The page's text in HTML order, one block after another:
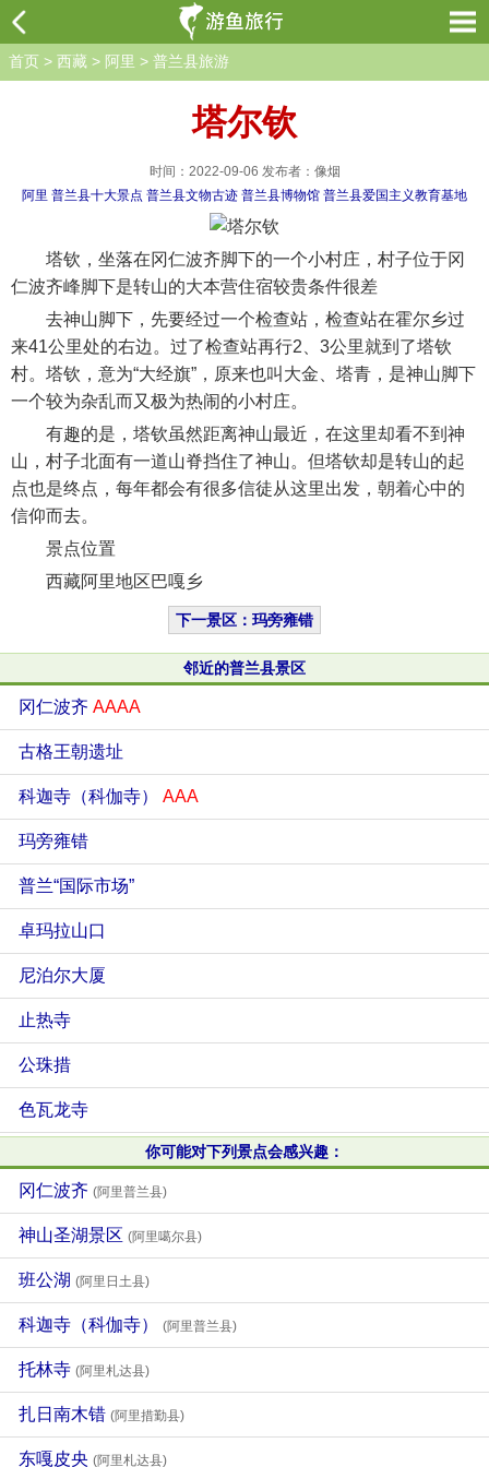
首页 > 西藏 > 阿里 > 普兰县旅游
塔尔钦
时间：2022-09-06 发布者：像烟
阿里 普兰县十大景点 普兰县文物古迹 普兰县博物馆 普兰县爱国主义教育基地
塔钦，坐落在冈仁波齐脚下的一个小村庄，村子位于冈
仁波齐峰脚下是转山的大本营住宿较贵条件很差
去神山脚下，先要经过一个检查站，检查站在霍尔乡过
来41公里处的右边。过了检查站再行2、3公里就到了塔钦
村。塔钦，意为“大经旗”，原来也叫大金、塔青，是神山脚下
一个较为杂乱而又极为热闹的小村庄。
有趣的是，塔钦虽然距离神山最近，在这里却看不到神
山，村子北面有一道山脊挡住了神山。但塔钦却是转山的起
点也是终点，每年都会有很多信徒从这里出发，朝着心中的
信仰而去。
景点位置
西藏阿里地区巴嘎乡
下一景区：玛旁雍错
邻近的普兰县景区
冈仁波齐 AAAA
古格王朝遗址
科迦寺（科伽寺） AAA
玛旁雍错
普兰“国际市场”
卓玛拉山口
尼泊尔大厦
止热寺
公珠措
色瓦龙寺
你可能对下列景点会感兴趣：
冈仁波齐 (阿里普兰县)
神山圣湖景区 (阿里噶尔县)
班公湖 (阿里日土县)
科迦寺（科伽寺） (阿里普兰县)
托林寺 (阿里札达县)
扎日南木错 (阿里措勤县)
东嘎皮央 (阿里札达县)